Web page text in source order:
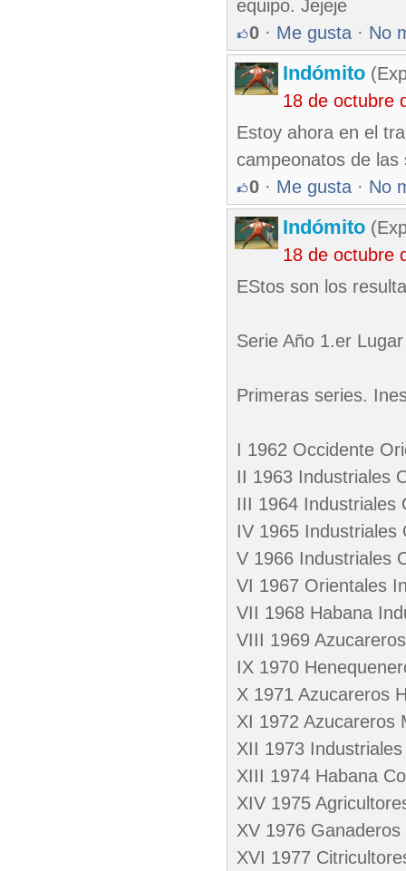
equipo. Jejeje
0 · Me gusta · No
Indómito
18 de octubre
Estoy ahora en el
campeonatos de las
0 · Me gusta · No
Indómito
18 de octubre
EStos son los
Serie Año 1.er
Primeras series.
I 1962 Occidente
II 1963 Industriales
III 1964 Industriales
IV 1965 Industriales
V 1966 Industriales
VI 1967 Orientales
VII 1968 Habana
VIII 1969
IX 1970
X 1971 Azucareros
XI 1972 Azucareros
XII 1973
XIII 1974 Habana
XIV 1975
XV 1976
XVI 1977